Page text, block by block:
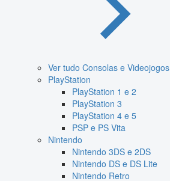
Ver tudo Consolas e Videojogos
PlayStation
PlayStation 1 e 2
PlayStation 3
PlayStation 4 e 5
PSP e PS Vita
Nintendo
Nintendo 3DS e 2DS
Nintendo DS e DS Lite
Nintendo Retro